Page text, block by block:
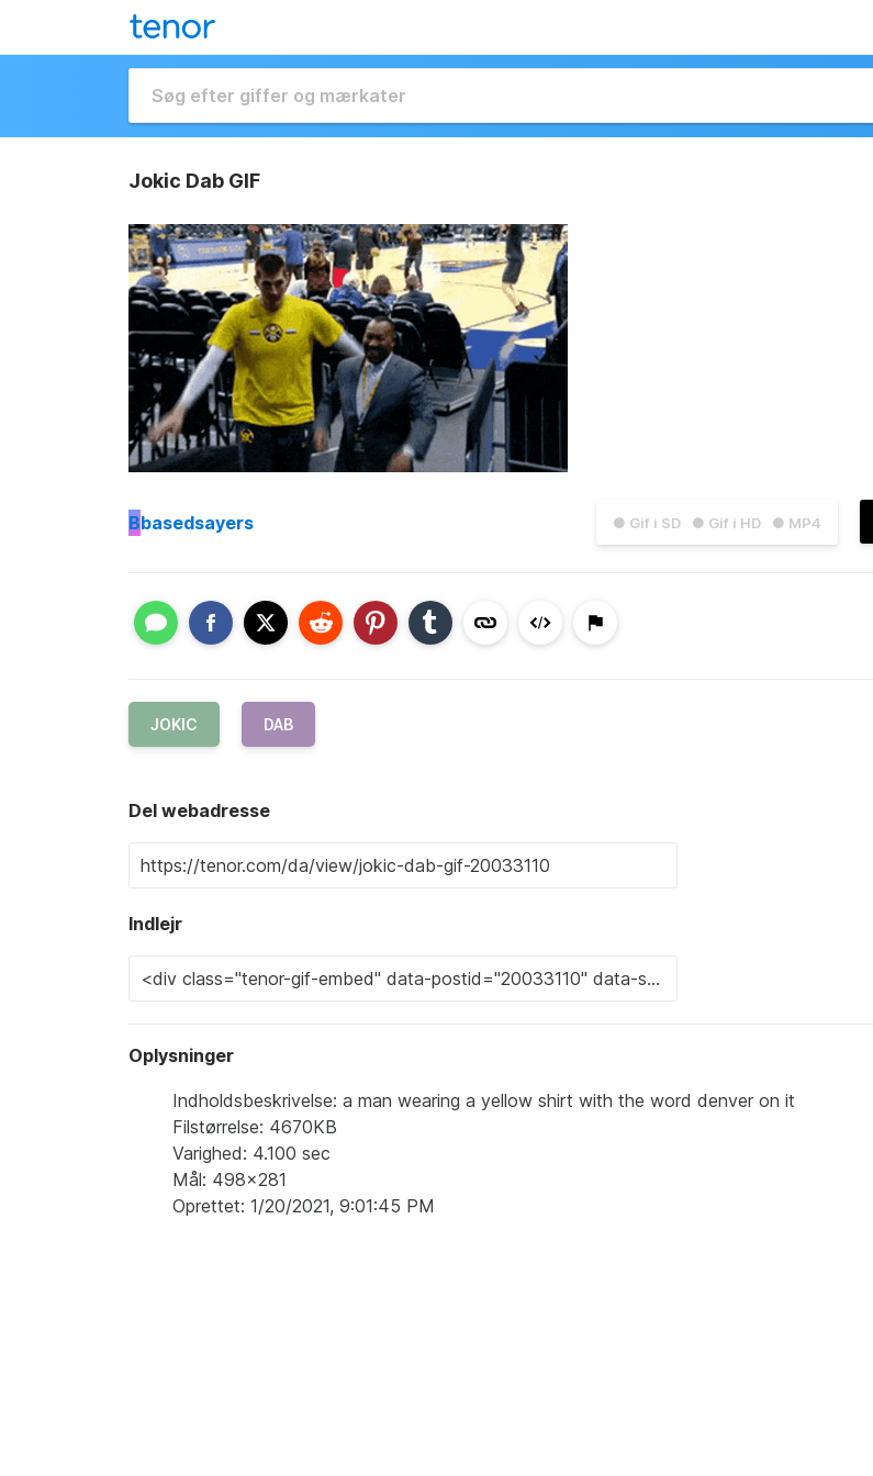
Jokic Dab GIF
● Gif i SD ● Gif i HD ● MP4
Bbasedsayers
JOKIC DAB
Del webadresse
Indlejr
Oplysninger
Indholdsbeskrivelse: a man wearing a yellow shirt with the word denver on it
Filstørrelse: 4670KB
Varighed: 4.100 sec
Mål: 498x281
Oprettet: 1/20/2021, 9:01:45 PM